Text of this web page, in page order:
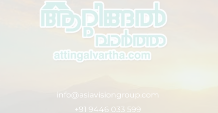
info@asiavisiongroup.com
+91 9446 033 599